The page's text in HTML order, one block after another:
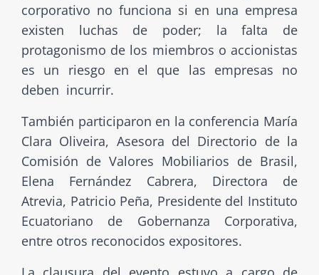
corporativo no funciona si en una empresa
existen luchas de poder; la falta de
protagonismo de los miembros o accionistas
es un riesgo en el que las empresas no
deben incurrir.
También participaron en la conferencia María
Clara Oliveira, Asesora del Directorio de la
Comisión de Valores Mobiliarios de Brasil,
Elena Fernández Cabrera, Directora de
Atrevia, Patricio Peña, Presidente del Instituto
Ecuatoriano de Gobernanza Corporativa,
entre otros reconocidos expositores.